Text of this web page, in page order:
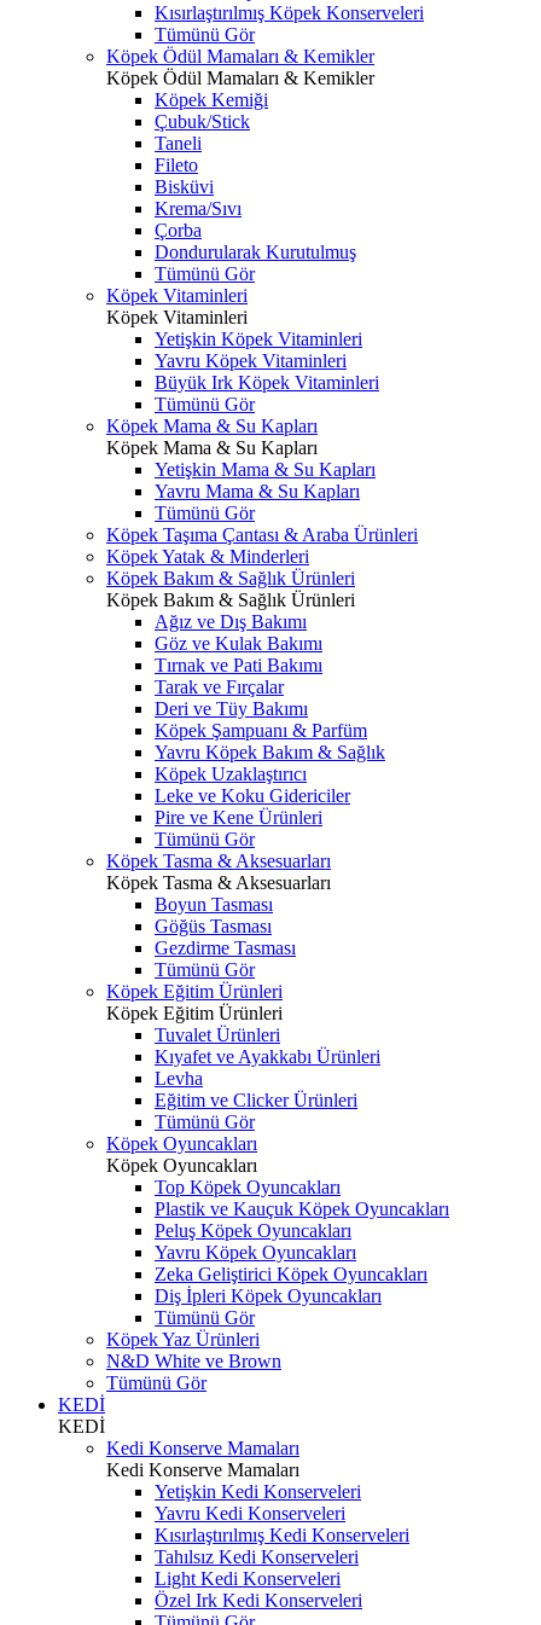
Kısırlaştırılmış Köpek Konserveleri
Tümünü Gör
Köpek Ödül Mamaları & Kemikler
Köpek Ödül Mamaları & Kemikler
Köpek Kemiği
Çubuk/Stick
Taneli
Fileto
Bisküvi
Krema/Sıvı
Çorba
Dondurularak Kurutulmuş
Tümünü Gör
Köpek Vitaminleri
Köpek Vitaminleri
Yetişkin Köpek Vitaminleri
Yavru Köpek Vitaminleri
Büyük Irk Köpek Vitaminleri
Tümünü Gör
Köpek Mama & Su Kapları
Köpek Mama & Su Kapları
Yetişkin Mama & Su Kapları
Yavru Mama & Su Kapları
Tümünü Gör
Köpek Taşıma Çantası & Araba Ürünleri
Köpek Yatak & Minderleri
Köpek Bakım & Sağlık Ürünleri
Köpek Bakım & Sağlık Ürünleri
Ağız ve Dış Bakımı
Göz ve Kulak Bakımı
Tırnak ve Pati Bakımı
Tarak ve Fırçalar
Deri ve Tüy Bakımı
Köpek Şampuanı & Parfüm
Yavru Köpek Bakım & Sağlık
Köpek Uzaklaştırıcı
Leke ve Koku Gidericiler
Pire ve Kene Ürünleri
Tümünü Gör
Köpek Tasma & Aksesuarları
Köpek Tasma & Aksesuarları
Boyun Tasması
Göğüs Tasması
Gezdirme Tasması
Tümünü Gör
Köpek Eğitim Ürünleri
Köpek Eğitim Ürünleri
Tuvalet Ürünleri
Kıyafet ve Ayakkabı Ürünleri
Levha
Eğitim ve Clicker Ürünleri
Tümünü Gör
Köpek Oyuncakları
Köpek Oyuncakları
Top Köpek Oyuncakları
Plastik ve Kauçuk Köpek Oyuncakları
Peluş Köpek Oyuncakları
Yavru Köpek Oyuncakları
Zeka Geliştirici Köpek Oyuncakları
Diş İpleri Köpek Oyuncakları
Tümünü Gör
Köpek Yaz Ürünleri
N&D White ve Brown
Tümünü Gör
KEDİ
KEDİ
Kedi Konserve Mamaları
Kedi Konserve Mamaları
Yetişkin Kedi Konserveleri
Yavru Kedi Konserveleri
Kısırlaştırılmış Kedi Konserveleri
Tahılsız Kedi Konserveleri
Light Kedi Konserveleri
Özel Irk Kedi Konserveleri